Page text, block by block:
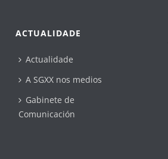
ACTUALIDADE
Actualidade
A SGXX nos medios
Gabinete de
Comunicación